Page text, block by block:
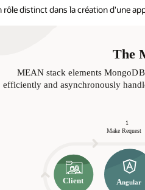
rôle distinct dans la création d'une